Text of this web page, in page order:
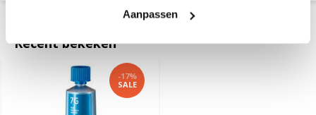
Aanpassen
Recent bekeken
-17%
SALE